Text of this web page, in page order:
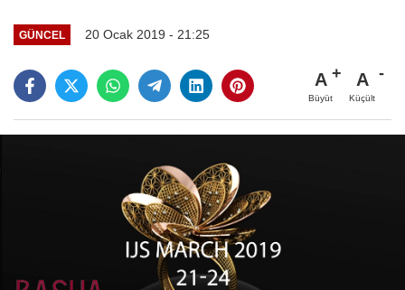
GÜNCEL 20 Ocak 2019 - 21:25
A
Büyüt
A
Küçült